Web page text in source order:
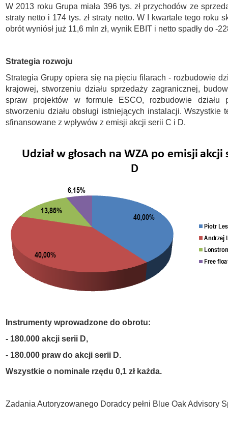
W 2013 roku Grupa miała 396 tys. zł przychodów ze
straty netto i 174 tys. zł straty netto. W I kwartale tego roku
obrót wyniósł już 11,6 mln zł, wynik EBIT i netto spadły do -
Strategia rozwoju
Strategia Grupy opiera się na pięciu filarach - rozbudowie
krajowej, stworzeniu działu sprzedaży zagranicznej,
spraw projektów w formule ESCO, rozbudowie działu
stworzeniu działu obsługi istniejących instalacji. Wszystkie
sfinansowane z wpływów z emisji akcji serii C i D.
Instrumenty wprowadzone do obrotu:
- 180.000 akcji serii D,
- 180.000 praw do akcji serii D.
Wszystkie o nominale rzędu 0,1 zł każda.
Zadania Autoryzowanego Doradcy pełni Blue Oak Advisory